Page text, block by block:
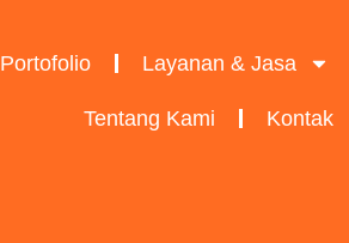
Portofolio Layanan & Jasa
Tentang Kami Kontak